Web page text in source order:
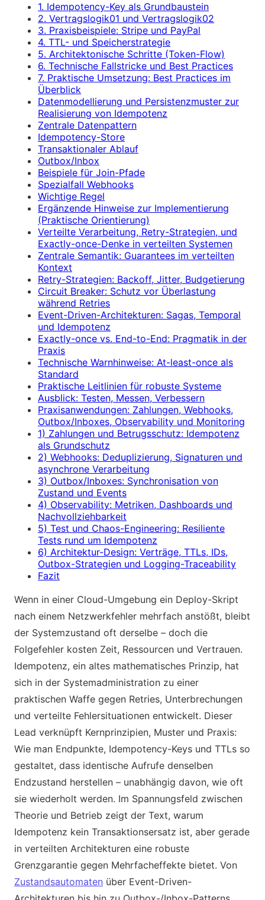
1. Idempotency-Key als Grundbaustein
2. Vertragslogik01 und Vertragslogik02
3. Praxisbeispiele: Stripe und PayPal
4. TTL- und Speicherstrategie
5. Architektonische Schritte (Token-Flow)
6. Technische Fallstricke und Best Practices
7. Praktische Umsetzung: Best Practices im
Überblick
Datenmodellierung und Persistenzmuster zur
Realisierung von Idempotenz
Zentrale Datenpattern
Idempotency-Store
Transaktionaler Ablauf
Outbox/Inbox
Beispiele für Join-Pfade
Spezialfall Webhooks
Wichtige Regel
Ergänzende Hinweise zur Implementierung
(Praktische Orientierung)
Verteilte Verarbeitung, Retry-Strategien, und
Exactly-once-Denke in verteilten Systemen
Zentrale Semantik: Guarantees im verteilten
Kontext
Retry-Strategien: Backoff, Jitter, Budgetierung
Circuit Breaker: Schutz vor Überlastung
während Retries
Event-Driven-Architekturen: Sagas, Temporal
und Idempotenz
Exactly-once vs. End-to-End: Pragmatik in der
Praxis
Technische Warnhinweise: At-least-once als
Standard
Praktische Leitlinien für robuste Systeme
Ausblick: Testen, Messen, Verbessern
Praxisanwendungen: Zahlungen, Webhooks,
Outbox/Inboxes, Observability und Monitoring
1) Zahlungen und Betrugsschutz: Idempotenz
als Grundschutz
2) Webhooks: Deduplizierung, Signaturen und
asynchrone Verarbeitung
3) Outbox/Inboxes: Synchronisation von
Zustand und Events
4) Observability: Metriken, Dashboards und
Nachvollziehbarkeit
5) Test und Chaos-Engineering: Resiliente
Tests rund um Idempotenz
6) Architektur-Design: Verträge, TTLs, IDs,
Outbox-Strategien und Logging-Traceability
Fazit
Wenn in einer Cloud-Umgebung ein Deploy-Skript
nach einem Netzwerkfehler mehrfach anstößt, bleibt
der Systemzustand oft derselbe – doch die
Folgefehler kosten Zeit, Ressourcen und Vertrauen.
Idempotenz, ein altes mathematisches Prinzip, hat
sich in der Systemadministration zu einer
praktischen Waffe gegen Retries, Unterbrechungen
und verteilte Fehlersituationen entwickelt. Dieser
Lead verknüpft Kernprinzipien, Muster und Praxis:
Wie man Endpunkte, Idempotency-Keys und TTLs so
gestaltet, dass identische Aufrufe denselben
Endzustand herstellen – unabhängig davon, wie oft
sie wiederholt werden. Im Spannungsfeld zwischen
Theorie und Betrieb zeigt der Text, warum
Idempotenz kein Transaktionsersatz ist, aber gerade
in verteilten Architekturen eine robuste
Grenzgarantie gegen Mehrfacheffekte bietet. Von
Zustandsautomaten über Event-Driven-